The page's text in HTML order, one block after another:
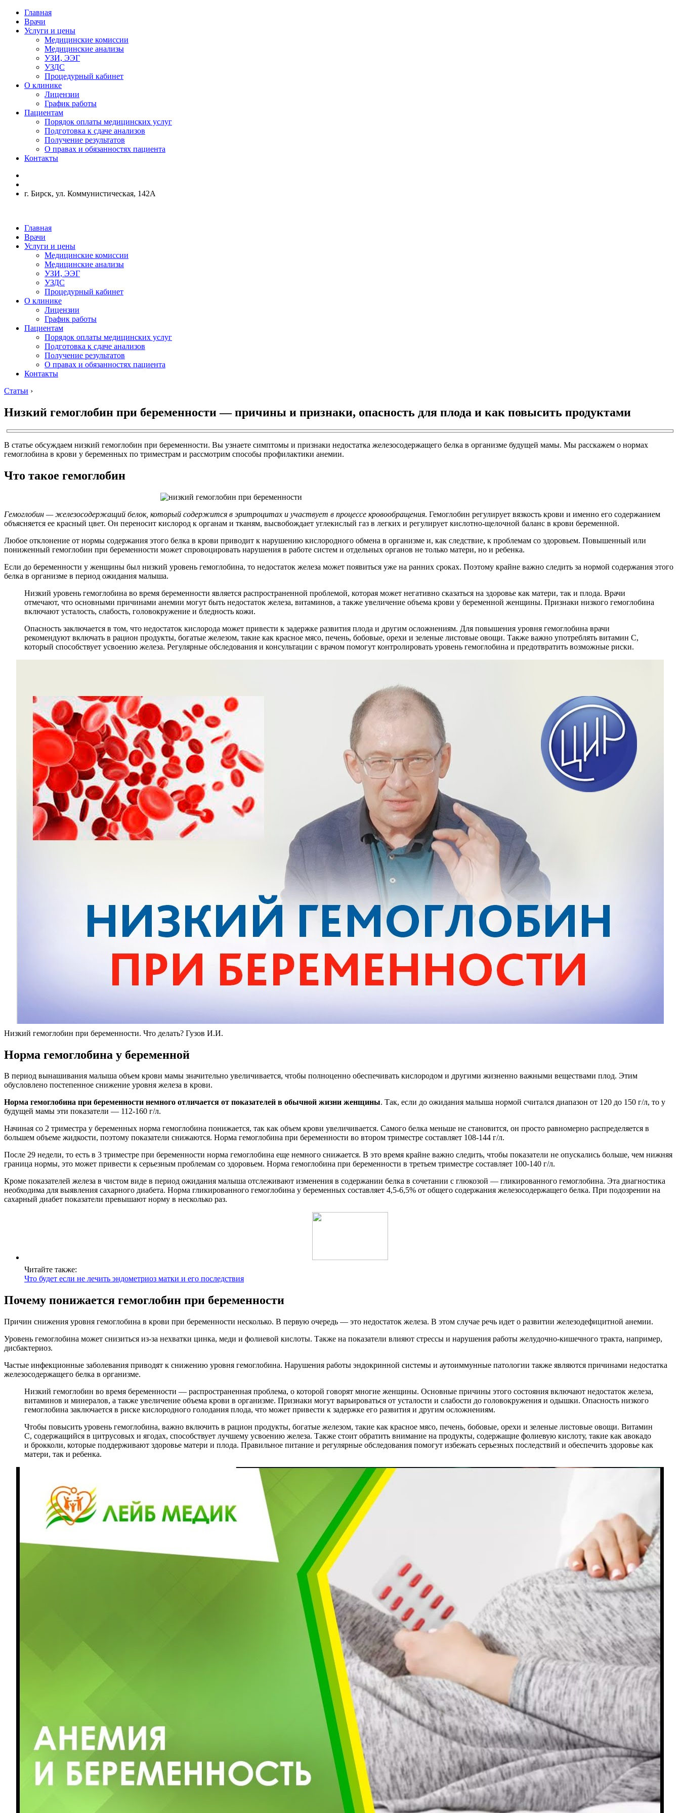
Главная
Врачи
Услуги и цены
Медицинские комиссии
Медицинские анализы
УЗИ, ЭЭГ
УЗДС
Процедурный кабинет
О клинике
Лицензии
График работы
Пациентам
Порядок оплаты медицинских услуг
Подготовка к сдаче анализов
Получение результатов
О правах и обязанностях пациента
Контакты
г. Бирск, ул. Коммунистическая, 142А
Главная
Врачи
Услуги и цены
Медицинские комиссии
Медицинские анализы
УЗИ, ЭЭГ
УЗДС
Процедурный кабинет
О клинике
Лицензии
График работы
Пациентам
Порядок оплаты медицинских услуг
Подготовка к сдаче анализов
Получение результатов
О правах и обязанностях пациента
Контакты
Статьи ›
Низкий гемоглобин при беременности — причины и признаки, опасность для плода и как повысить продуктами
В статье обсуждаем низкий гемоглобин при беременности. Вы узнаете симптомы и признаки недостатка железосодержащего белка в организме будущей мамы. Мы расскажем о нормах
гемоглобина в крови у беременных по триместрам и рассмотрим способы профилактики анемии.
Что такое гемоглобин
Гемоглобин — железосодержащий белок, который содержится в эритроцитах и участвует в процессе кровообращения. Гемоглобин регулирует вязкость крови и именно его содержанием
объясняется ее красный цвет. Он переносит кислород к органам и тканям, высвобождает углекислый газ в легких и регулирует кислотно-щелочной баланс в крови беременной.
Любое отклонение от нормы содержания этого белка в крови приводит к нарушению кислородного обмена в организме и, как следствие, к проблемам со здоровьем. Повышенный или
пониженный гемоглобин при беременности может спровоцировать нарушения в работе систем и отдельных органов не только матери, но и ребенка.
Если до беременности у женщины был низкий уровень гемоглобина, то недостаток железа может появиться уже на ранних сроках. Поэтому крайне важно следить за нормой содержания этого
белка в организме в период ожидания малыша.
Низкий уровень гемоглобина во время беременности является распространенной проблемой, которая может негативно сказаться на здоровье как матери, так и плода. Врачи
отмечают, что основными причинами анемии могут быть недостаток железа, витаминов, а также увеличение объема крови у беременной женщины. Признаки низкого гемоглобина
включают усталость, слабость, головокружение и бледность кожи.
Опасность заключается в том, что недостаток кислорода может привести к задержке развития плода и другим осложнениям. Для повышения уровня гемоглобина врачи
рекомендуют включать в рацион продукты, богатые железом, такие как красное мясо, печень, бобовые, орехи и зеленые листовые овощи. Также важно употреблять витамин C,
который способствует усвоению железа. Регулярные обследования и консультации с врачом помогут контролировать уровень гемоглобина и предотвратить возможные риски.
Низкий гемоглобин при беременности. Что делать? Гузов И.И.
Норма гемоглобина у беременной
В период вынашивания малыша объем крови мамы значительно увеличивается, чтобы полноценно обеспечивать кислородом и другими жизненно важными веществами плод. Этим
обусловлено постепенное снижение уровня железа в крови.
Норма гемоглобина при беременности немного отличается от показателей в обычной жизни женщины. Так, если до ожидания малыша нормой считался диапазон от 120 до 150 г/л, то у
будущей мамы эти показатели — 112-160 г/л.
Начиная со 2 триместра у беременных норма гемоглобина понижается, так как объем крови увеличивается. Самого белка меньше не становится, он просто равномерно распределяется в
большем объеме жидкости, поэтому показатели снижаются. Норма гемоглобина при беременности во втором триместре составляет 108-144 г/л.
После 29 недели, то есть в 3 триместре при беременности норма гемоглобина еще немного снижается. В это время крайне важно следить, чтобы показатели не опускались больше, чем нижняя
граница нормы, это может привести к серьезным проблемам со здоровьем. Норма гемоглобина при беременности в третьем триместре составляет 100-140 г/л.
Кроме показателей железа в чистом виде в период ожидания малыша отслеживают изменения в содержании белка в сочетании с глюкозой — гликированного гемоглобина. Эта диагностика
необходима для выявления сахарного диабета. Норма гликированного гемоглобина у беременных составляет 4,5-6,5% от общего содержания железосодержащего белка. При подозрении на
сахарный диабет показатели превышают норму в несколько раз.
Читайте также:
Что будет если не лечить эндометриоз матки и его последствия
Почему понижается гемоглобин при беременности
Причин снижения уровня гемоглобина в крови при беременности несколько. В первую очередь — это недостаток железа. В этом случае речь идет о развитии железодефицитной анемии.
Уровень гемоглобина может снизиться из-за нехватки цинка, меди и фолиевой кислоты. Также на показатели влияют стрессы и нарушения работы желудочно-кишечного тракта, например,
дисбактериоз.
Частые инфекционные заболевания приводят к снижению уровня гемоглобина. Нарушения работы эндокринной системы и аутоиммунные патологии также являются причинами недостатка
железосодержащего белка в организме.
Низкий гемоглобин во время беременности — распространенная проблема, о которой говорят многие женщины. Основные причины этого состояния включают недостаток железа,
витаминов и минералов, а также увеличение объема крови в организме. Признаки могут варьироваться от усталости и слабости до головокружения и одышки. Опасность низкого
гемоглобина заключается в риске кислородного голодания плода, что может привести к задержке его развития и другим осложнениям.
Чтобы повысить уровень гемоглобина, важно включить в рацион продукты, богатые железом, такие как красное мясо, печень, бобовые, орехи и зеленые листовые овощи. Витамин
C, содержащийся в цитрусовых и ягодах, способствует лучшему усвоению железа. Также стоит обратить внимание на продукты, содержащие фолиевую кислоту, такие как авокадо
и брокколи, которые поддерживают здоровье матери и плода. Правильное питание и регулярные обследования помогут избежать серьезных последствий и обеспечить здоровье как
матери, так и ребенка.